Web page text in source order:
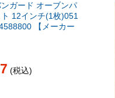
ガード オーブンパ
ト 12インチ(1枚)051
【メーカー
税込